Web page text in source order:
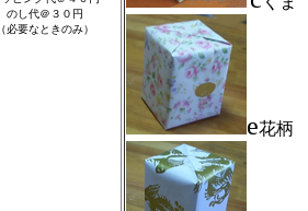
のし代＠３０円
（必要なときのみ）
e花柄